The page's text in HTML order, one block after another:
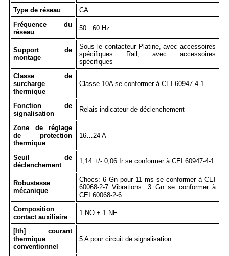
Type de réseau
CA
Fréquence du
réseau
50...60 Hz
Support de
montage
Sous le contacteur Platine, avec accessoires
spécifiques Rail, avec accessoires
spécifiques
Classe de
surcharge
thermique
Classe 10A se conformer à CEI 60947-4-1
Fonction de
signalisation
Relais indicateur de déclenchement
Zone de réglage
de protection
thermique
16…24 A
Seuil de
déclenchement
1,14 +/- 0,06 Ir se conformer à CEI 60947-4-1
Robustesse
mécanique
Chocs: 6 Gn pour 11 ms se conformer à CEI
60068-2-7 Vibrations: 3 Gn se conformer à
CEI 60068-2-6
Composition
contact auxiliaire
1 NO + 1 NF
[Ith] courant
thermique
conventionnel
5 A pour circuit de signalisation